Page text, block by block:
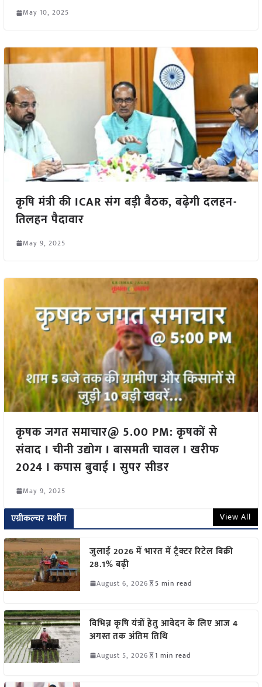
May 10, 2025
कृषि मंत्री की ICAR संग बड़ी बैठक, बढ़ेगी दलहन-
तिलहन पैदावार
May 9, 2025
कृषक जगत समाचार@ 5.00 PM: कृषकों से
संवाद I चीनी उद्योग I बासमती चावल I खरीफ
2024 I कपास बुवाई I सुपर सीडर
May 9, 2025
एग्रीकल्चर मशीन View All
जुलाई 2026 में भारत में ट्रैक्टर रिटेल बिक्री
28.1% बढ़ी
August 6, 2026 5 min read
विभिन्न कृषि यंत्रों हेतु आवेदन के लिए आज 4
अगस्त तक अंतिम तिथि
August 5, 2026 1 min read